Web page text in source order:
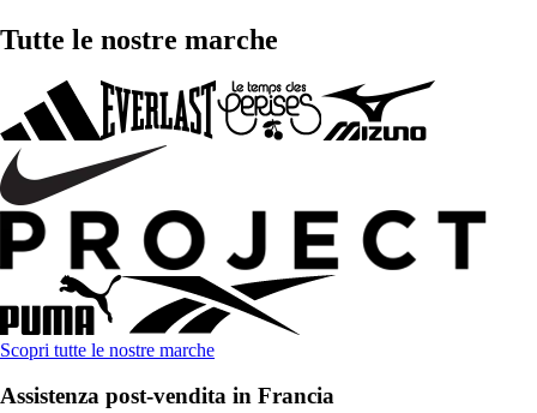
Tutte le nostre marche
Scopri tutte le nostre marche
Assistenza post-vendita in Francia